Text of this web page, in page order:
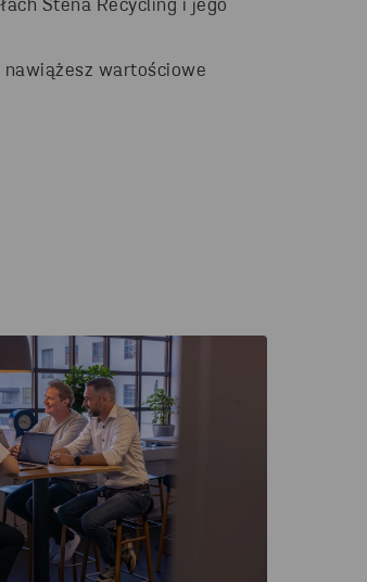
Stena Recycling i jego
nawiążesz wartościowe